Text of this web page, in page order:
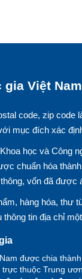
Việt
code, zip
mục đích xác
học và Công
chuẩn hóa
vốn đã được
hàng hóa, thư
tin địa chỉ
được chia
thuộc Trung